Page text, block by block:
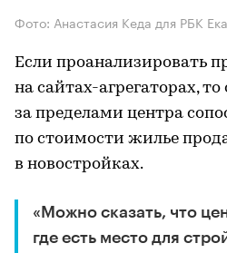
Фото: Анастасия Кеда для РБК
Если проанализировать
на сайтах-агрегаторах,
за пределами центра
по стоимости жилье
в новостройках.
«Можно сказать, что
где есть место для